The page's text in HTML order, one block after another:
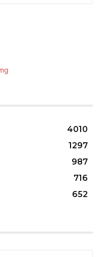
4010
1297
987
716
652